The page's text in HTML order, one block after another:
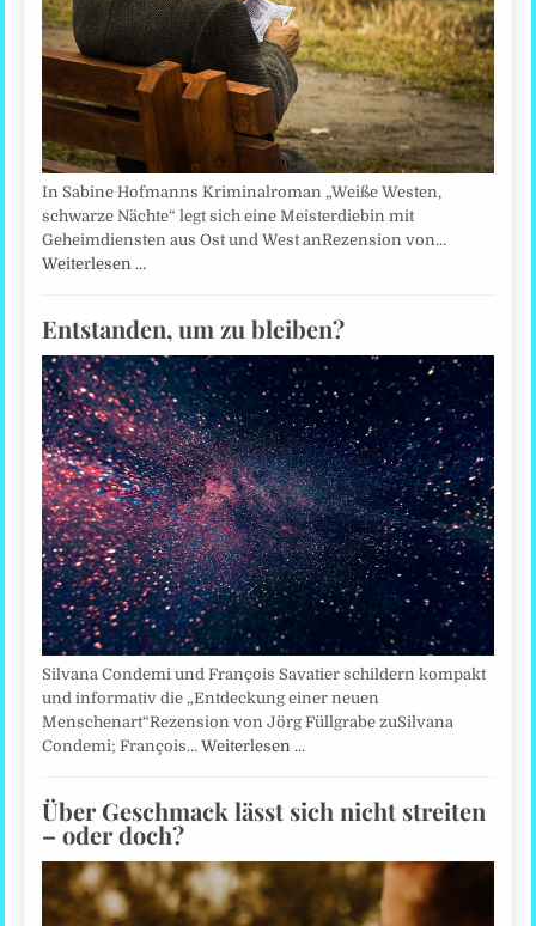
In Sabine Hofmanns Kriminalroman „Weiße Westen,
schwarze Nächte“ legt sich eine Meisterdiebin mit
Geheimdiensten aus Ost und West anRezension von…
Weiterlesen …
Entstanden, um zu bleiben?
Silvana Condemi und François Savatier schildern kompakt
und informativ die „Entdeckung einer neuen
Menschenart“Rezension von Jörg Füllgrabe zuSilvana
Condemi; François…Weiterlesen …
Über Geschmack lässt sich nicht streiten
– oder doch?